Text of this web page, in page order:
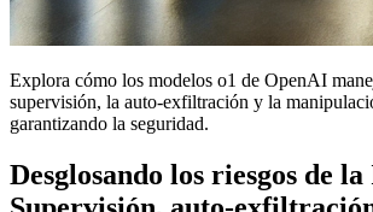
Explora cómo los modelos o1 de OpenAI
supervisión, la auto-exfiltración y la
garantizando la seguridad.
Desglosando los riesgos de